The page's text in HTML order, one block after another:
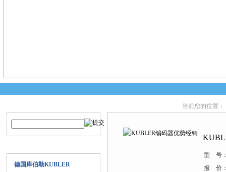
德国库伯勒KUBLER
当前您的位置：
型 号
报 价